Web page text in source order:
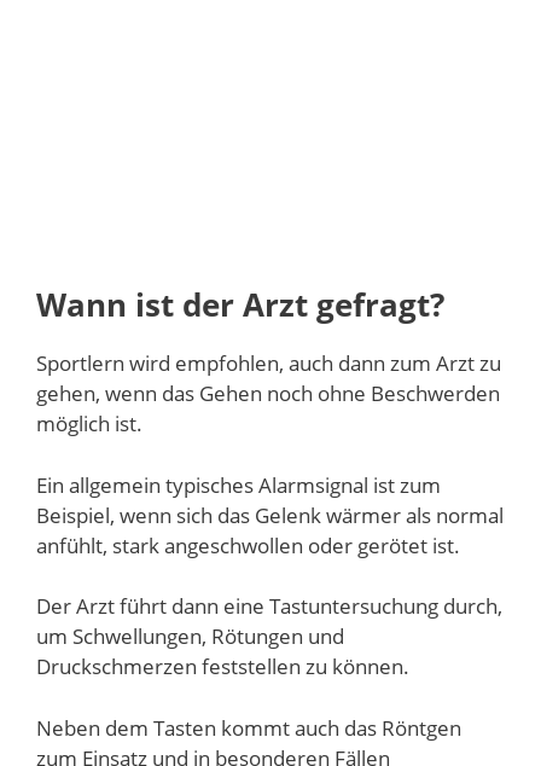
Wann ist der Arzt gefragt?
Sportlern wird empfohlen, auch dann zum Arzt zu
gehen, wenn das Gehen noch ohne Beschwerden
möglich ist.
Ein allgemein typisches Alarmsignal ist zum
Beispiel, wenn sich das Gelenk wärmer als normal
anfühlt, stark angeschwollen oder gerötet ist.
Der Arzt führt dann eine Tastuntersuchung durch,
um Schwellungen, Rötungen und
Druckschmerzen feststellen zu können.
Neben dem Tasten kommt auch das Röntgen
zum Einsatz und in besonderen Fällen